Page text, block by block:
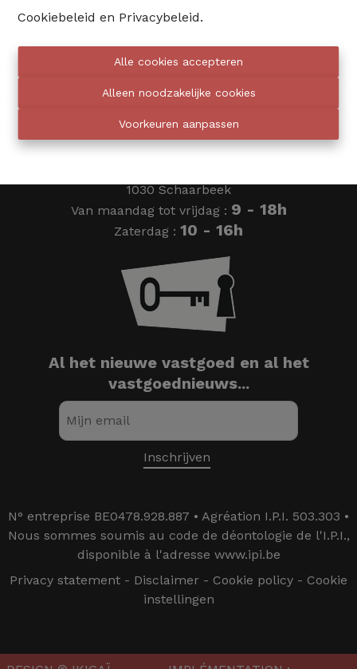
Cookiebeleid en Privacybeleid.
Alle cookies accepteren
Alleen noodzakelijke cookies
Voorkeuren aanpassen
Eventimmo chasseurs
1030 Schaarbeek
Van maandag tot vrijdag : 9 - 18h
Zaterdag : 10 - 16h
Al het nieuwe vastgoed en al het
vastgoednieuws...
N° entreprise BE0478.928.887 • Agréation I.P.I. 503.303 •
Nous sommes soumis au code de déontologie de l'I.P.I.,
disponible à l'adresse www.ipi.be
Privacy statement - Disclaimer - Cookie policy - Cookie
instellingen